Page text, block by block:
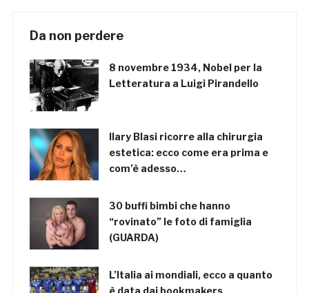
Da non perdere
8 novembre 1934, Nobel per la
Letteratura a Luigi Pirandello
Ilary Blasi ricorre alla chirurgia
estetica: ecco come era prima e
com’è adesso…
30 buffi bimbi che hanno
“rovinato” le foto di famiglia
(GUARDA)
L’Italia ai mondiali, ecco a quanto